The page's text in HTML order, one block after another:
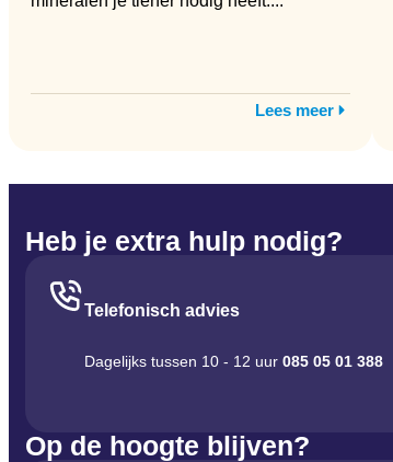
Lees meer
Heb je extra hulp nodig?
Telefonisch advies
Dagelijks tussen 10 - 12 uur 085 05 01 388
Op de hoogte blijven?